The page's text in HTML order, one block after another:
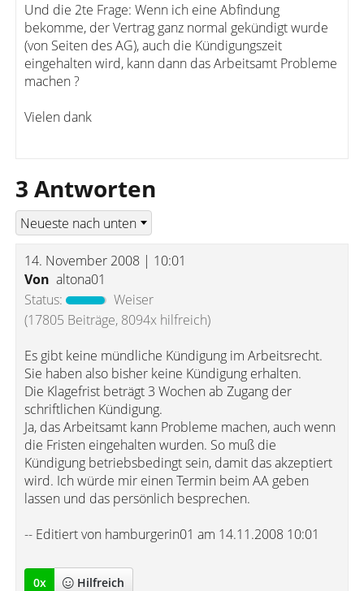
Und die 2te Frage: Wenn ich eine Abfindung
bekomme, der Vertrag ganz normal gekündigt wurde
(von Seiten des AG), auch die Kündigungszeit
eingehalten wird, kann dann das Arbeitsamt Probleme
machen ?
Vielen dank
3 Antworten
14. November 2008 | 10:01
Von altona01
Status:
Weiser
(17805 Beiträge, 8094x hilfreich)
Es gibt keine mündliche Kündigung im Arbeitsrecht.
Sie haben also bisher keine Kündigung erhalten.
Die Klagefrist beträgt 3 Wochen ab Zugang der
schriftlichen Kündigung.
Ja, das Arbeitsamt kann Probleme machen, auch wenn
die Fristen eingehalten wurden. So muß die
Kündigung betriebsbedingt sein, damit das akzeptiert
wird. Ich würde mir einen Termin beim AA geben
lassen und das persönlich besprechen.
-- Editiert von hamburgerin01 am 14.11.2008 10:01
0x Hilfreich